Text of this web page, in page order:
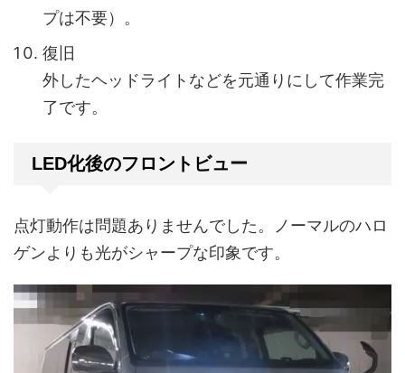
プは不要）。
復旧
外したヘッドライトなどを元通りにして作業完
了です。
LED化後のフロントビュー
点灯動作は問題ありませんでした。ノーマルのハロ
ゲンよりも光がシャープな印象です。